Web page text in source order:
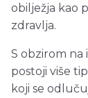
obilježja kao
zdravlja.
S obzirom
postoji više
koji se